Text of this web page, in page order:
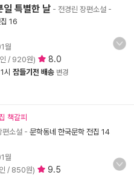
일 특별한 날 - 전경린 장편소설 -
16
월
/ 920원) 8.0
시 잠들기전 배송 변경
책갈피
편소설 - 문학동네 한국문학 전집 14
월
/ 850원) 9.5